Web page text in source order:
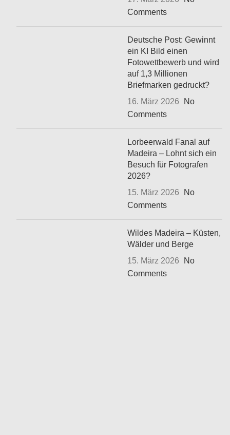
Comments
Deutsche Post: Gewinnt
ein KI Bild einen
Fotowettbewerb und wird
auf 1,3 Millionen
Briefmarken gedruckt?
16. März 2026
No
Comments
Lorbeerwald Fanal auf
Madeira – Lohnt sich ein
Besuch für Fotografen
2026?
15. März 2026
No
Comments
Wildes Madeira – Küsten,
Wälder und Berge
15. März 2026
No
Comments